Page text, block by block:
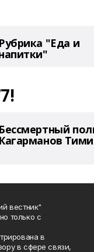
Рубрика "Еда и
Бессмертный
Кагарманов
вестник"
только с
в
в сфере связи,